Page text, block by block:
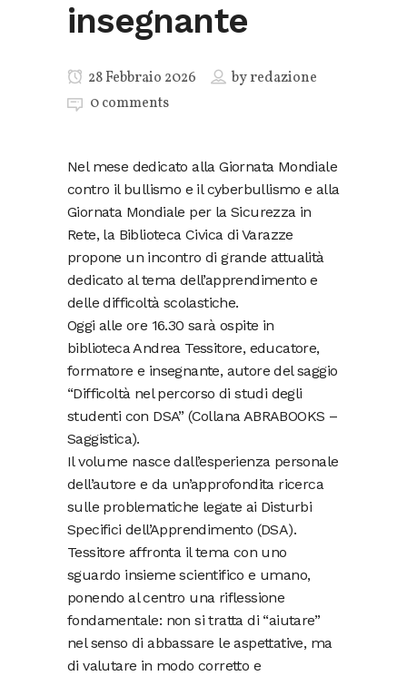
insegnante
28 Febbraio 2026 byredazione
0 comments
Nel mese dedicato alla Giornata Mondiale
contro il bullismo e il cyberbullismo e alla
Giornata Mondiale per la Sicurezza in
Rete, la Biblioteca Civica di Varazze
propone un incontro di grande attualità
dedicato al tema dell’apprendimento e
delle difficoltà scolastiche.
Oggi alle ore 16.30 sarà ospite in
biblioteca Andrea Tessitore, educatore,
formatore e insegnante, autore del saggio
“Difficoltà nel percorso di studi degli
studenti con DSA” (Collana ABRABOOKS –
Saggistica).
Il volume nasce dall’esperienza personale
dell’autore e da un’approfondita ricerca
sulle problematiche legate ai Disturbi
Specifici dell’Apprendimento (DSA).
Tessitore affronta il tema con uno
sguardo insieme scientifico e umano,
ponendo al centro una riflessione
fondamentale: non si tratta di “aiutare”
nel senso di abbassare le aspettative, ma
di valutare in modo corretto e